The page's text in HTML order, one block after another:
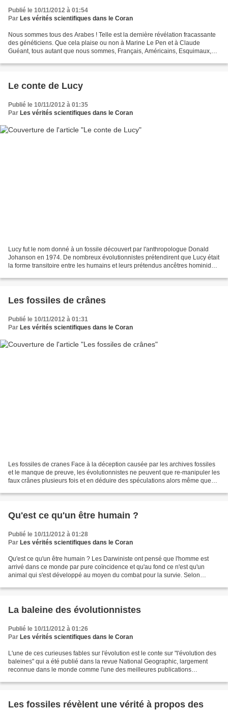
Publié le 10/11/2012 à 01:54
Par Les vérités scientifiques dans le Coran
Nous sommes tous des Arabes ! Telle est la dernière révélation fracassante
des généticiens. Que cela plaise ou non à Marine Le Pen et à Claude
Guéant, tous autant que nous sommes, Français, Américains, Esquimaux,
Le conte de Lucy
Publié le 10/11/2012 à 01:35
Par Les vérités scientifiques dans le Coran
Lucy fut le nom donné à un fossile découvert par l'anthropologue Donald
Johanson en 1974. De nombreux évolutionnistes prétendirent que Lucy était
la forme transitoire entre les humains et leurs prétendus ancêtres hominidés.
Les fossiles de crânes
Publié le 10/11/2012 à 01:31
Par Les vérités scientifiques dans le Coran
Les fossiles de cranes Face à la déception causée par les archives fossiles
et le manque de preuve, les évolutionnistes ne peuvent que re-manipuler les
faux crânes plusieurs fois et en déduire des spéculations alors même que
Qu'est ce qu'un être humain ?
Publié le 10/11/2012 à 01:28
Par Les vérités scientifiques dans le Coran
Qu'est ce qu'un être humain ? Les Darwiniste ont pensé que l'homme est
arrivé dans ce monde par pure coïncidence et qu'au fond ce n'est qu'un
animal qui s'est développé au moyen du combat pour la survie. Selon
La baleine des évolutionnistes
Publié le 10/11/2012 à 01:26
Par Les vérités scientifiques dans le Coran
L'une de ces curieuses fables sur l'évolution est le conte sur "l'évolution des
baleines" qui a été publié dans la revue National Geographic, largement
reconnue dans le monde comme l'une des meilleures publications
Les fossiles révèlent une vérité à propos des